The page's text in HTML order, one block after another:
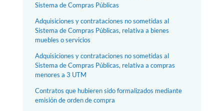
Sistema de Compras Públicas
Adquisiciones y contrataciones no sometidas al
Sistema de Compras Públicas, relativa a bienes
muebles o servicios
Adquisiciones y contrataciones no sometidas al
Sistema de Compras Públicas, relativa a compras
menores a 3 UTM
Contratos que hubieren sido formalizados mediante
emisión de orden de compra